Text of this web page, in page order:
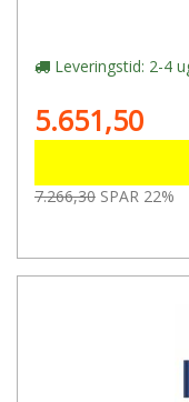
Leveringstid: 2-4
5.651,50
7.266,30 SPAR 22%